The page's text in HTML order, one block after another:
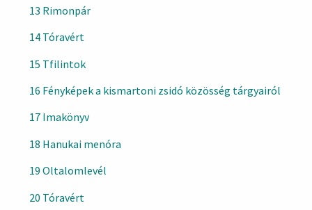
13 Rimonpár
14 Tóravért
15 Tfilintok
16 Fényképek a kismartoni zsidó közösség tárgyairól
17 Imakönyv
18 Hanukai menóra
19 Oltalomlevél
20 Tóravért